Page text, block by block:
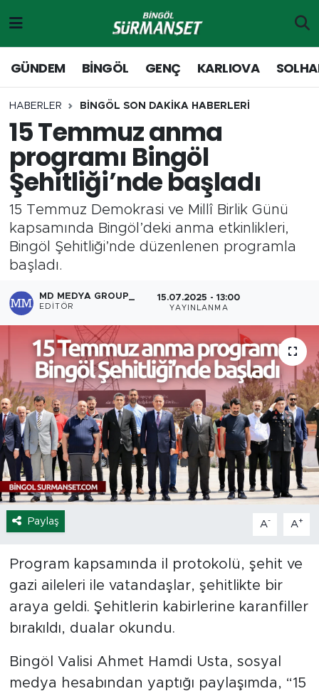
GÜNDEM BİNGÖL GENÇ KARLIOVA
HABERLER BİNGÖL SON DAKİKA HABERLERİ
15 Temmuz anma
programı Bingöl
Şehitliği’nde başladı
15 Temmuz Demokrasi ve Millî Birlik Günü
kapsamında Bingöl’deki anma etkinlikleri,
Bingöl Şehitliği’nde düzenlenen programla
başladı.
MD MEDYA GROUP_
EDITÖR
15.07.2025 - 13:00
YAYINLANMA
Paylaş A- A+
Program kapsamında il protokolü, şehit ve
gazi aileleri ile vatandaşlar, şehitlikte bir
araya geldi. Şehitlerin kabirlerine karanfiller
bırakıldı, dualar okundu.
Bingöl Valisi Ahmet Hamdi Usta, sosyal
medya hesabından yaptığı paylaşımda, “15
Genç
Solhan
Karlıova
Adaklı-Kiğı
Yayladere-Yedisu
MD Prestij Dergisi
Siyaset
Spor
Yaşam
Sağlık
Eğitim
Ekonomi
Hava Durumu
Tavz Der
Bingöl Kaza Haberleri
Merkez Hava Durumu
Merkez Trafik Yoğunluk Haritası
Süper Lig Puan Durumu ve Fikstür
Tüm Manşetler
Son Dakika Haberleri
Haber Arşivi